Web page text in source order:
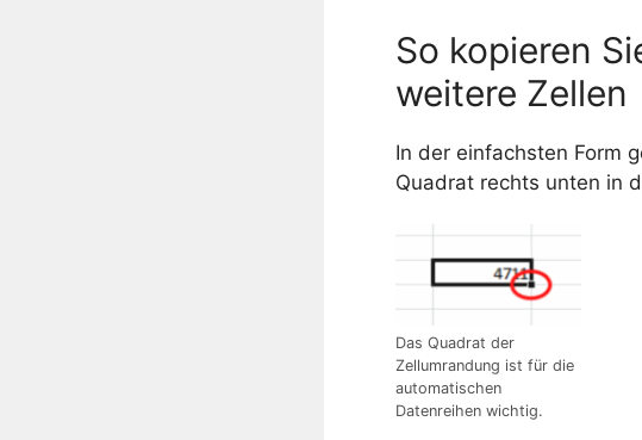
So kopieren
weitere Zellen
In der einfachsten Form
Quadrat rechts unten in
Das Quadrat der
Zellumrandung ist für die
automatischen
Datenreihen wichtig.